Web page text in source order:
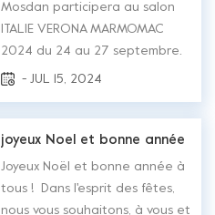
gum up and smear. These tools
Mosdan participera au salon
ITALIE VERONA MARMOMAC
2024 du 24 au 27 septembre.
Bienvenue pour visiter le stand
8. Société d'outils diamantés
Mosdan emmènera nos outils
diamantés à l'exposition
comme Tampons de polissage (
tampons de polissage en
- JUL 15, 2024
joyeux Noel et bonne année
Joyeux Noël et bonne année à
tous ! Dans l'esprit des fêtes,
nous vous souhaitons, à vous et